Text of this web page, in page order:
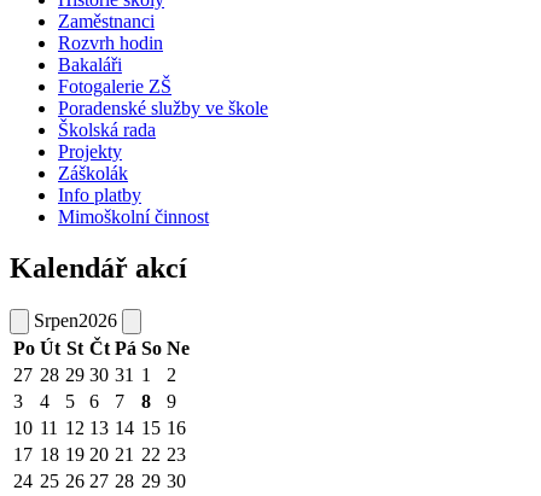
Zaměstnanci
Rozvrh hodin
Bakaláři
Fotogalerie ZŠ
Poradenské služby ve škole
Školská rada
Projekty
Záškolák
Info platby
Mimoškolní činnost
Kalendář akcí
Srpen2026
Po Út St Čt Pá So Ne
27 28 29 30 31 1
2
3
4 5 6 7 8
9
10 11 12 13 14 15 16
17 18 19 20 21 22 23
24 25 26 27 28 29 30